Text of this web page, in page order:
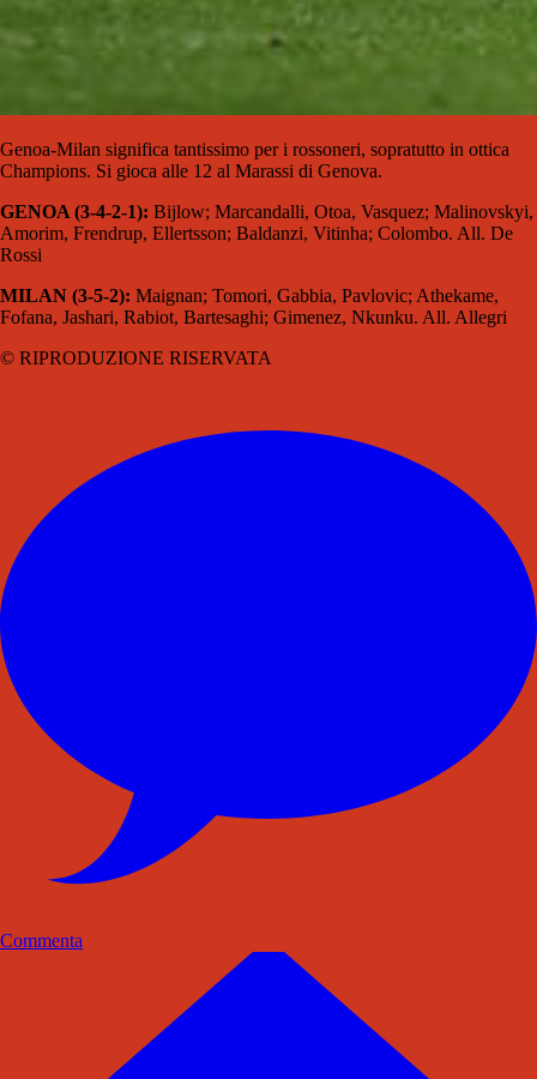
Genoa-Milan significa tantissimo per i rossoneri, sopratutto in ottica
Champions. Si gioca alle 12 al Marassi di Genova.
GENOA (3-4-2-1): Bijlow; Marcandalli, Otoa, Vasquez; Malinovskyi,
Amorim, Frendrup, Ellertsson; Baldanzi, Vitinha; Colombo. All. De
Rossi
MILAN (3-5-2): Maignan; Tomori, Gabbia, Pavlovic; Athekame,
Fofana, Jashari, Rabiot, Bartesaghi; Gimenez, Nkunku. All. Allegri
© RIPRODUZIONE RISERVATA
Commenta